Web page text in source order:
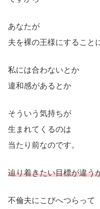
あなたが
夫を裸の王様にすること
私には合わないとか
違和感があるとか
そういう気持ちが
生まれてくるのは
当たり前なのです。
辿り着きたい目標が違う
不倫夫にこびへつらって